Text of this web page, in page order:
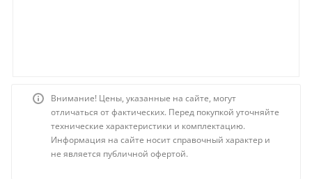
Внимание! Цены, указанные на сайте, могут
отличаться от фактических. Перед покупкой уточняйте
технические характеристики и комплектацию.
Информация на сайте носит справочный характер и
не является публичной офертой.